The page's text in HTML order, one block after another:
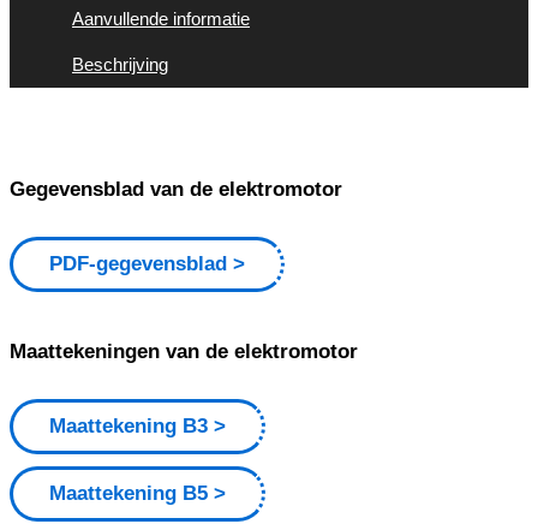
Aanvullende informatie
Beschrijving
Gegevensblad van de elektromotor
PDF-gegevensblad
Maattekeningen van de elektromotor
Maattekening B3
Maattekening B5